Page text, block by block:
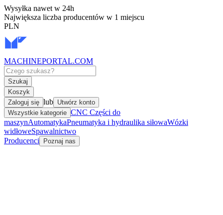
Wysyłka nawet w 24h
Największa liczba producentów w 1 miejscu
PLN
MACHINEPORTAL.COM
Szukaj
Koszyk
Zaloguj się lub Utwórz konto
Wszystkie kategorie CNC Części do
maszynAutomatykaPneumatyka i hydraulika siłowaWózki
widłoweSpawalnictwo
Producenci
Poznaj nas